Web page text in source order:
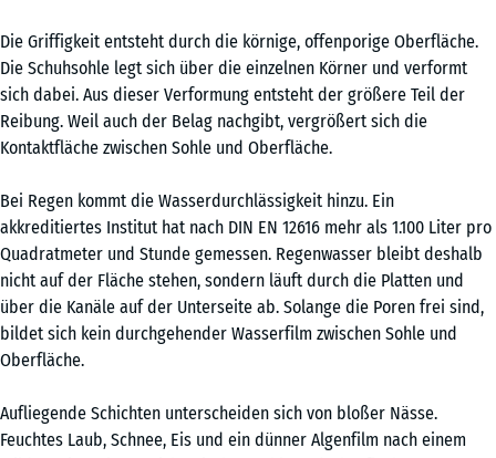
Die Griffigkeit entsteht durch die körnige, offenporige Oberfläche.
Die Schuhsohle legt sich über die einzelnen Körner und verformt
sich dabei. Aus dieser Verformung entsteht der größere Teil der
Reibung. Weil auch der Belag nachgibt, vergrößert sich die
Kontaktfläche zwischen Sohle und Oberfläche.
Bei Regen kommt die Wasserdurchlässigkeit hinzu. Ein
akkreditiertes Institut hat nach DIN EN 12616 mehr als 1.100 Liter pro
Quadratmeter und Stunde gemessen. Regenwasser bleibt deshalb
nicht auf der Fläche stehen, sondern läuft durch die Platten und
über die Kanäle auf der Unterseite ab. Solange die Poren frei sind,
bildet sich kein durchgehender Wasserfilm zwischen Sohle und
Oberfläche.
Aufliegende Schichten unterscheiden sich von bloßer Nässe.
Feuchtes Laub, Schnee, Eis und ein dünner Algenfilm nach einem